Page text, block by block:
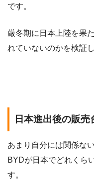
です。
厳冬期に日本上陸を果
れていないのかを検証
日本進出後の販売
あまり自分には関係な
BYDが日本でどれくら
す。